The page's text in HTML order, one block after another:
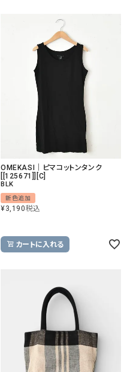
OMEKASI｜ピマコットンタンク
[[125671]][C]
BLK
新色追加
¥3,190税込
カートに入れる